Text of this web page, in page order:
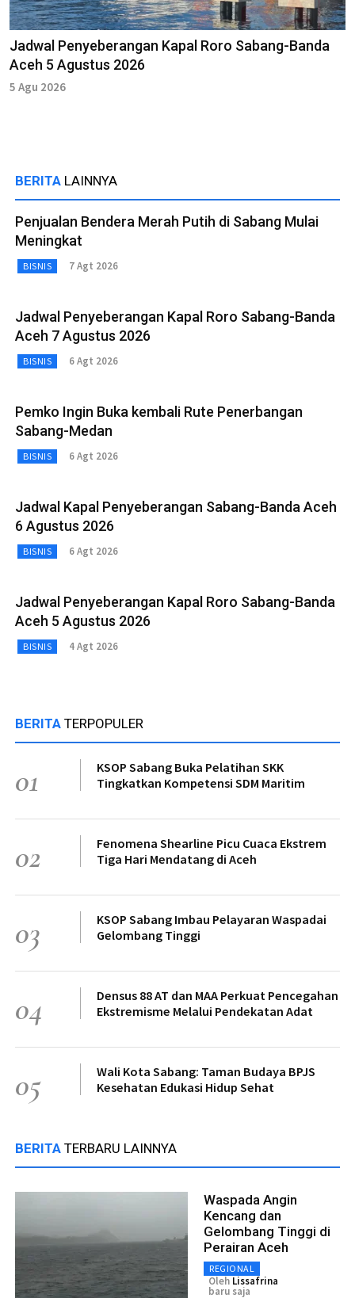
Jadwal Penyeberangan Kapal Roro Sabang-Banda
Aceh 5 Agustus 2026
5 Agu 2026
BERITA LAINNYA
Penjualan Bendera Merah Putih di Sabang Mulai
Meningkat
BISNIS 7 Agt 2026
Jadwal Penyeberangan Kapal Roro Sabang-Banda
Aceh 7 Agustus 2026
BISNIS 6 Agt 2026
Pemko Ingin Buka kembali Rute Penerbangan
Sabang-Medan
BISNIS 6 Agt 2026
Jadwal Kapal Penyeberangan Sabang-Banda Aceh
6 Agustus 2026
BISNIS 6 Agt 2026
Jadwal Penyeberangan Kapal Roro Sabang-Banda
Aceh 5 Agustus 2026
BISNIS 4 Agt 2026
BERITA TERPOPULER
01
KSOP Sabang Buka Pelatihan SKK
Tingkatkan Kompetensi SDM Maritim
02
Fenomena Shearline Picu Cuaca Ekstrem
Tiga Hari Mendatang di Aceh
03
KSOP Sabang Imbau Pelayaran Waspadai
Gelombang Tinggi
04
Densus 88 AT dan MAA Perkuat Pencegahan
Ekstremisme Melalui Pendekatan Adat
05
Wali Kota Sabang: Taman Budaya BPJS
Kesehatan Edukasi Hidup Sehat
BERITA TERBARU LAINNYA
Waspada Angin
Kencang dan
Gelombang Tinggi di
Perairan Aceh
REGIONAL
Oleh Lissafrina
baru saja